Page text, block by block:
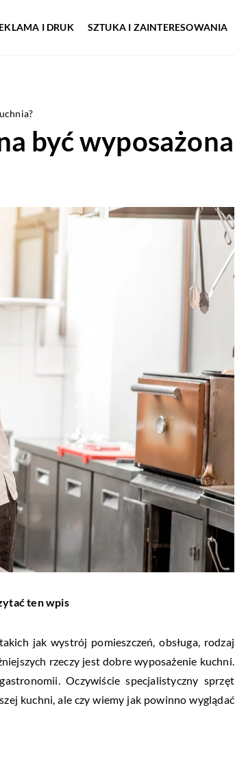
I DRUK SZTUKA I ZAINTERESOWANIA
być wyposażona
ten wpis
jak wystrój pomieszczeń, obsługa, rodzaj
rzeczy jest dobre wyposażenie kuchni.
Oczywiście specjalistyczny sprzęt
kuchni, ale czy wiemy jak powinno wyglądać